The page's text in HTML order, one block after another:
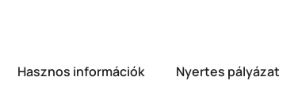
Hasznos információk Nyertes pályázat